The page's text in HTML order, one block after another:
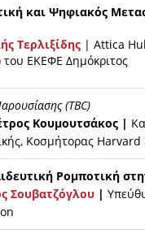
και Ψηφιακός
Τερλιξίδης | Attica
ΕΚΕΦΕ Δημόκριτος
(TBC)
Κουμουτσάκος |
Κοσμήτορας
Ρομποτική
Σουβατζόγλου |